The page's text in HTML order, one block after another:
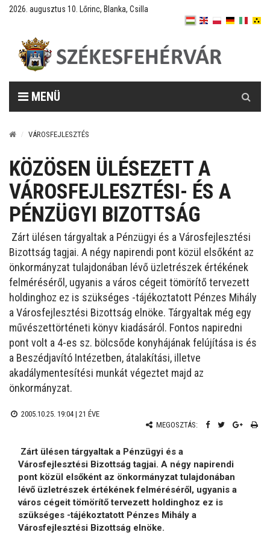
2026. augusztus 10. Lőrinc, Blanka, Csilla
MENÜ
VÁROSFEJLESZTÉS
KÖZÖSEN ÜLÉSEZETT A
VÁROSFEJLESZTÉSI- ÉS A
PÉNZÜGYI BIZOTTSÁG
Zárt ülésen tárgyaltak a Pénzügyi és a Városfejlesztési
Bizottság tagjai. A négy napirendi pont közül elsőként az
önkormányzat tulajdonában lévő üzletrészek értékének
felméréséről, ugyanis a város cégeit tömörítő tervezett
holdinghoz ez is szükséges -tájékoztatott Pénzes Mihály
a Városfejlesztési Bizottság elnöke. Tárgyaltak még egy
művészettörténeti könyv kiadásáról. Fontos napiredni
pont volt a 4-es sz. bölcsőde konyhájának felújítása is és
a Beszédjavító Intézetben, átalakítási, illetve
akadálymentesítési munkát végeztet majd az
önkormányzat.
2005.10.25. 19:04 | 21 ÉVE
MEGOSZTÁS:
Zárt ülésen tárgyaltak a Pénzügyi és a
Városfejlesztési Bizottság tagjai. A négy napirendi
pont közül elsőként az önkormányzat tulajdonában
lévő üzletrészek értékének felméréséről, ugyanis a
város cégeit tömörítő tervezett holdinghoz ez is
szükséges -tájékoztatott Pénzes Mihály a
Városfejlesztési Bizottság elnöke.